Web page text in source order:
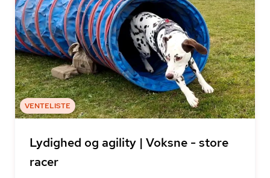
VENTELISTE
Lydighed og agility | Voksne - store
racer